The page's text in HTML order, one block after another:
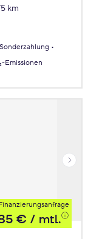
km
Emissionen
€ / mtl.